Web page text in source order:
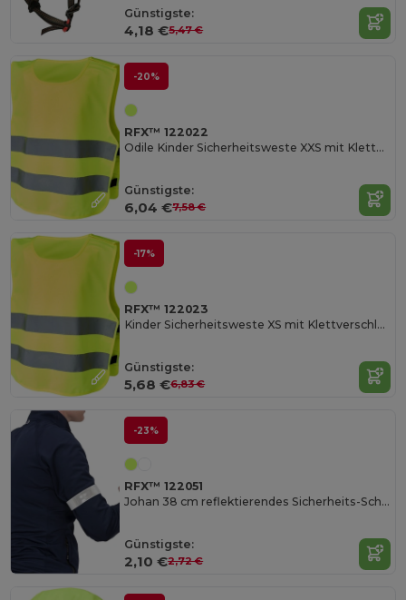
Günstigste:
4,18 €5,47 €
-20%
RFX™ 122022
Odile Kinder Sicherheitsweste XXS mit Klettverschluss
Günstigste:
6,04 €7,58 €
-17%
RFX™ 122023
Kinder Sicherheitsweste XS mit Klettverschluss
Günstigste:
5,68 €6,83 €
-23%
RFX™ 122051
Johan 38 cm reflektierendes Sicherheits-Schnapparmband
Günstigste:
2,10 €2,72 €